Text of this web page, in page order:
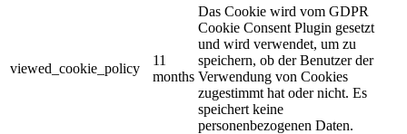
viewed_cookie_policy
11
months
Das Cookie wird vom GDPR
Cookie Consent Plugin gesetzt
und wird verwendet, um zu
speichern, ob der Benutzer der
Verwendung von Cookies
zugestimmt hat oder nicht. Es
speichert keine
personenbezogenen Daten.